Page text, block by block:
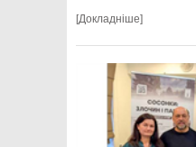
[Докладніше]